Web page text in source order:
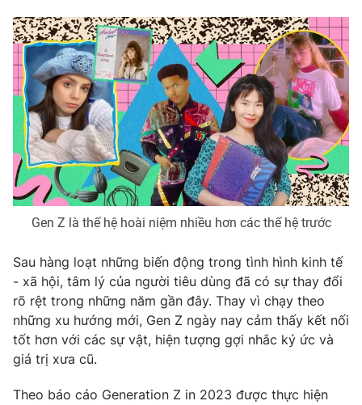
Góc doanh nghiệp
Truyền hình
Phim VTV
Hậu trường
Nhân vật
Khán giả
Giải sao mai
Giải trí
Điện ảnh
Âm nhạc
Sao
Đời sống
Du lịch
Làm đẹp
Chất lượng cuộc sống
Giáo dục
Tuyển sinh
Học trực tuyến
Công nghệ
Hitech Công nghệ tương lai
Sản phẩm
Thị trường
Tư vấn
Lịch phát sóng
Chuyên mục khác
Emagazine
Gen Z là thế hệ hoài niệm nhiều hơn các thế hệ trước
Sau hàng loạt những biến động trong tình hình kinh tế
- xã hội, tâm lý của người tiêu dùng đã có sự thay đổi
rõ rệt trong những năm gần đây. Thay vì chạy theo
những xu hướng mới, Gen Z ngày nay cảm thấy kết nối
tốt hơn với các sự vật, hiện tượng gợi nhắc ký ức và
giá trị xưa cũ.
Theo báo cáo Generation Z in 2023 được thực hiện